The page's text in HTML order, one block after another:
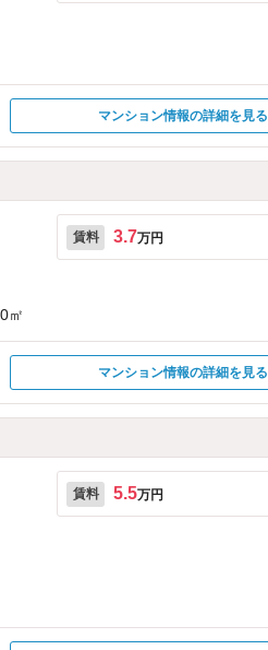
マンション情報の詳細を見る
㎡
賃料 3.7万円
マンション情報の詳細を見る
賃料 5.5万円